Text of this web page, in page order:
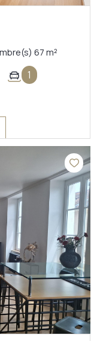
Appartement 3 pièce(s) 2 chambre(s) 67 m²
1